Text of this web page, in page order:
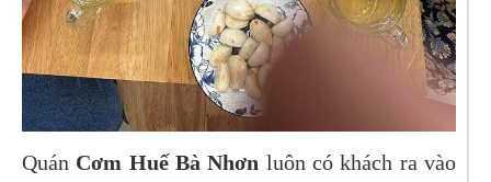
Quán Cơm Huế Bà Nhơn luôn có khách ra vào